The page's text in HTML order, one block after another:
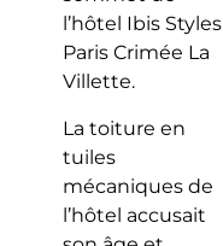
l’hôtel Ibis Styles
Paris Crimée La
Villette.
La toiture en
tuiles
mécaniques de
l’hôtel accusait